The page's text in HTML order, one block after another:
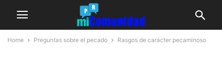
Home Preguntas sobre el pecado Rasgos de carácter pecaminoso